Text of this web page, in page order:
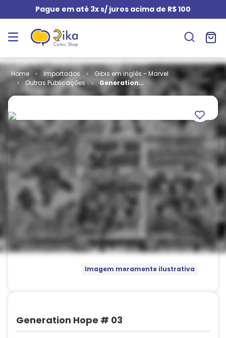
Pague em até 3x s/ juros acima de R$ 100
Importados
Gibis em inglês - Marvel
Outras Publicações
Generation
Hope # 03
Imagem meramente ilustrativa
Generation Hope # 03